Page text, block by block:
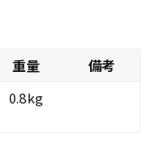
重量
備考
0.8kg